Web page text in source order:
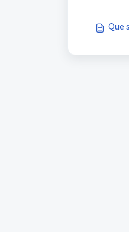
Que